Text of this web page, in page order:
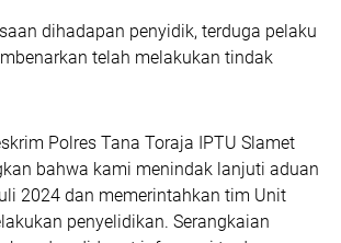
dihadapan penyidik, terduga pelaku
telah melakukan tindak
Polres Tana Toraja IPTU Slamet
bahwa kami menindak lanjuti aduan
2024 dan memerintahkan tim Unit
penyelidikan. Serangkaian